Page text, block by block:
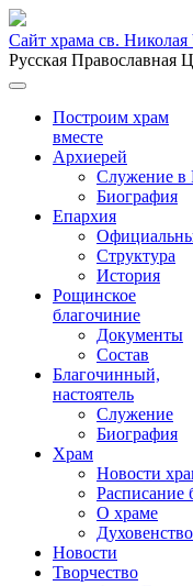
Сайт храма св.
Русская Православная
Построим храм
вместе
Архиерей
Служение в
Биография
Епархия
Структура
История
Рощинское
благочиние
Документы
Состав
Благочинный,
настоятель
Служение
Биография
Храм
Новости
Расписание
О храме
Новости
Творчество